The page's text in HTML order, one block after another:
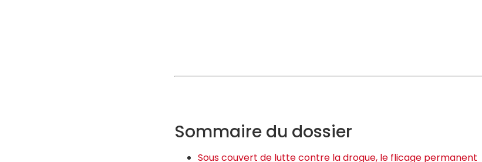
Sommaire du dossier
Sous couvert de lutte contre la drogue, le flicage permanent